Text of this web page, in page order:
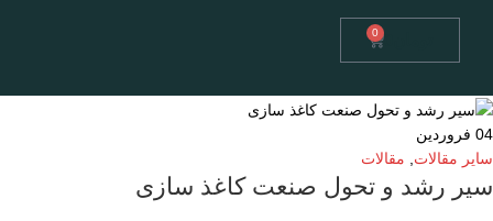
0
04 فروردین
سایر مقالات, مقالات
سیر رشد و تحول صنعت کاغذ سازی